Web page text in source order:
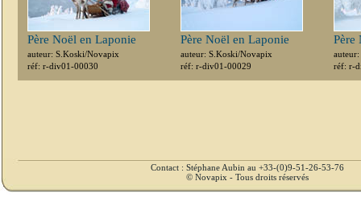
Père Noël en Laponie
auteur: S.Koski/Novapix
réf: r-div01-00030
Père Noël en Laponie
auteur: S.Koski/Novapix
réf: r-div01-00029
Père
réf: r-
Contact : Stéphane Aubin au +33-(0)9-51-26-53-76
© Novapix - Tous droits réservés